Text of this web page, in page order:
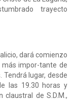
trayecto
dará comienzo
impor-tante de
Tendrá lugar, desde
las 19.30 horas y
de S.D.M.,